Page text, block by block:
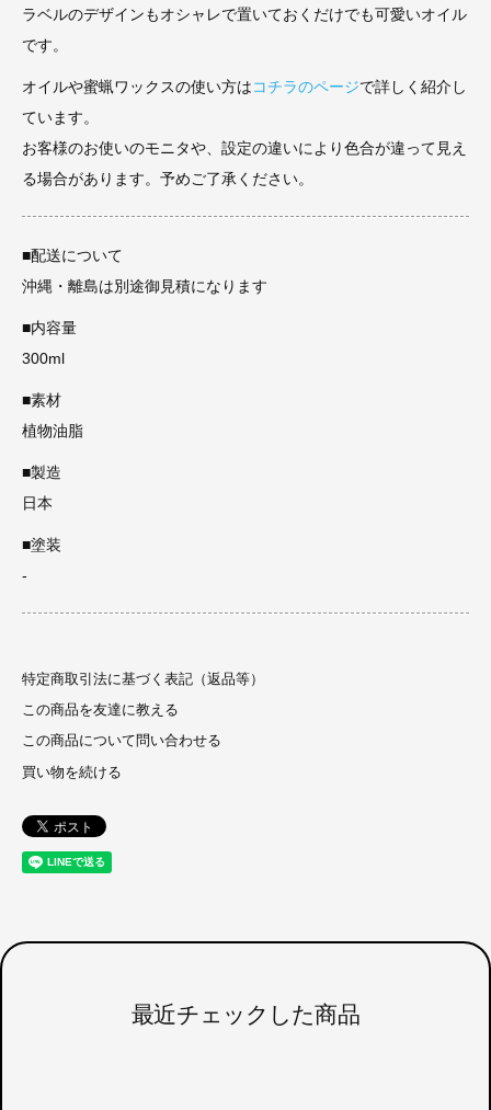
ラベルのデザインもオシャレで置いておくだけでも可愛いオイル
です。
オイルや蜜蝋ワックスの使い方はコチラのページで詳しく紹介し
ています。
お客様のお使いのモニタや、設定の違いにより色合が違って見え
る場合があります。予めご了承ください。
■配送について
沖縄・離島は別途御見積になります
■内容量
300ml
■素材
植物油脂
■製造
日本
■塗装
-
特定商取引法に基づく表記（返品等）
この商品を友達に教える
この商品について問い合わせる
買い物を続ける
最近チェックした商品